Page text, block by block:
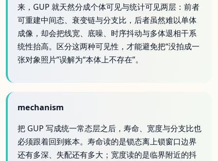
来，GUP 就天然分成个体可见与统计可见两层：前者
可重建中间态、衰变链与分支比，后者虽然难以单体
成像，却会把线宽、底噪、时序抖动与多体退相干系
统性抬高。区分这两种可见性，才能避免把“没拍成一
张对象照片”误解为“本体上不存在”。
mechanism
把 GUP 写成统一常态层之后，寿命、宽度与分支比也
必须跟着回到账本。寿命读的是锁态离上锁窗口边界
还有多深、失配还有多大；宽度读的是临界附近的抖